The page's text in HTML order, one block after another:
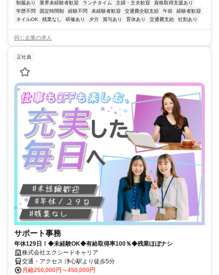
制服あり 業界未経験者歓迎 ランチタイム 主婦・主夫歓迎
資格取得支援あり
学歴不問
固定時間制 経験不問 未経験者歓迎 交通費全額支給 午前
経験者歓迎
ネイルOK
残業なし 研修あり 夕方 賞与あり 育休あり 交通費支給 社割あり
同じ企業の求人
正社員
サポート事務
年休129日！◆未経験OK◆有給取得率100％◆残業ほぼナシ
株式会社エクシードキャリア
交通・アクセス 浄心駅より徒歩5分
月給250,000円～450,000円